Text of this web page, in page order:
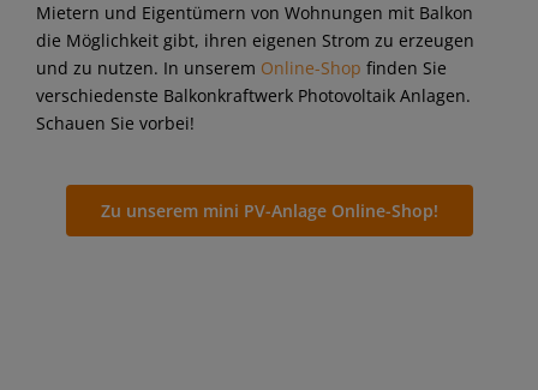
Mietern und Eigentümern von Wohnungen mit Balkon
die Möglichkeit gibt, ihren eigenen Strom zu erzeugen
und zu nutzen. In unserem Online-Shop finden Sie
verschiedenste Balkonkraftwerk Photovoltaik Anlagen.
Schauen Sie vorbei!
Zu unserem mini PV-Anlage Online-Shop!